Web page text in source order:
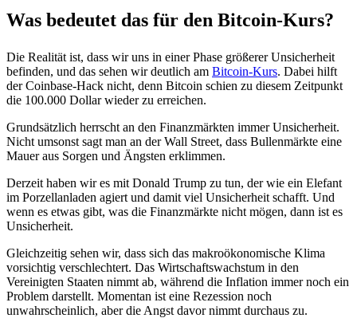
Was bedeutet das für den Bitcoin-Kurs?
Die Realität ist, dass wir uns in einer Phase größerer Unsicherheit
befinden, und das sehen wir deutlich am Bitcoin-Kurs. Dabei hilft
der Coinbase-Hack nicht, denn Bitcoin schien zu diesem Zeitpunkt
die 100.000 Dollar wieder zu erreichen.
Grundsätzlich herrscht an den Finanzmärkten immer Unsicherheit.
Nicht umsonst sagt man an der Wall Street, dass Bullenmärkte eine
Mauer aus Sorgen und Ängsten erklimmen.
Derzeit haben wir es mit Donald Trump zu tun, der wie ein Elefant
im Porzellanladen agiert und damit viel Unsicherheit schafft. Und
wenn es etwas gibt, was die Finanzmärkte nicht mögen, dann ist es
Unsicherheit.
Gleichzeitig sehen wir, dass sich das makroökonomische Klima
vorsichtig verschlechtert. Das Wirtschaftswachstum in den
Vereinigten Staaten nimmt ab, während die Inflation immer noch ein
Problem darstellt. Momentan ist eine Rezession noch
unwahrscheinlich, aber die Angst davor nimmt durchaus zu.